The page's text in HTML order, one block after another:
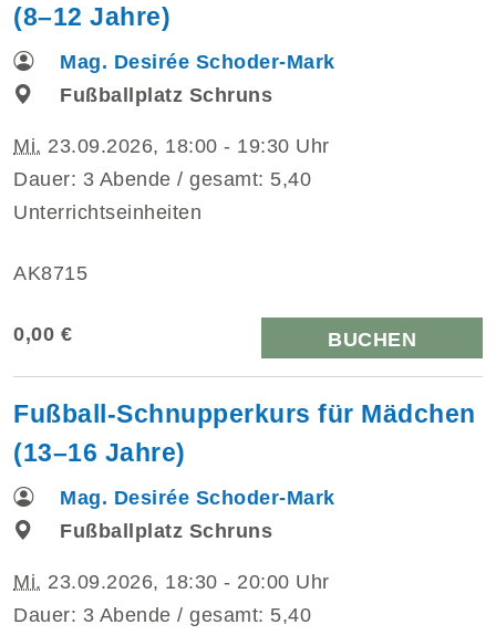
(8–12 Jahre)
Mag. Desirée Schoder-Mark
Fußballplatz Schruns
Mi. 23.09.2026, 18:00 - 19:30 Uhr
Dauer: 3 Abende / gesamt: 5,40
Unterrichtseinheiten
AK8715
0,00 € BUCHEN
Fußball-Schnupperkurs für Mädchen
(13–16 Jahre)
Mag. Desirée Schoder-Mark
Fußballplatz Schruns
Mi. 23.09.2026, 18:30 - 20:00 Uhr
Dauer: 3 Abende / gesamt: 5,40